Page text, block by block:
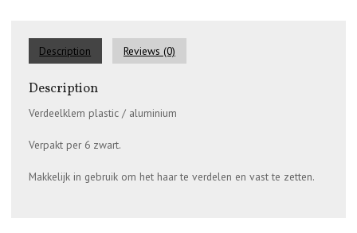
Description Reviews (0)
Description
Verdeelklem plastic / aluminium
Verpakt per 6 zwart.
Makkelijk in gebruik om het haar te verdelen en vast te zetten.